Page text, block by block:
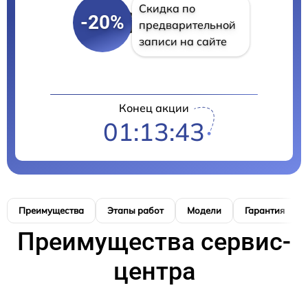
-20%
Скидка по
предварительной
записи на сайте
Конец акции
01:13:42
Преимущества Этапы работ Модели Гарантия
Преимущества сервис-
центра